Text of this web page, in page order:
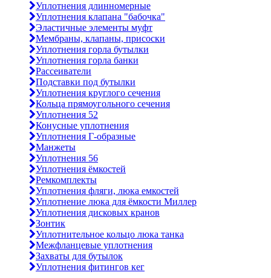
Уплотнения длинномерные
Уплотнения клапана "бабочка"
Эластичные элементы муфт
Мембраны, клапаны, присоски
Уплотнения горла бутылки
Уплотнения горла банки
Рассеиватели
Подставки под бутылки
Уплотнения круглого сечения
Кольца прямоугольного сечения
Уплотнения 52
Конусные уплотнения
Уплотнения Г-образные
Манжеты
Уплотнения 56
Уплотнения ёмкостей
Ремкомплекты
Уплотнения фляги, люка емкостей
Уплотнение люка для ёмкости Миллер
Уплотнения дисковых кранов
Зонтик
Уплотнительное кольцо люка танка
Межфланцевые уплотнения
Захваты для бутылок
Уплотнения фитингов кег